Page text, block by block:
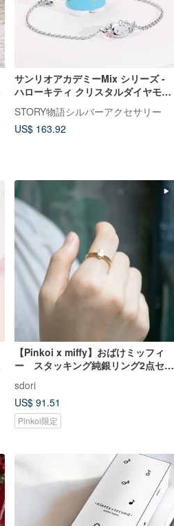
サンリオアカデミーMix シリーズ -
ハローキティ クリスタルダイヤモン
ド スターリングシルバーブレスレッ
ト
STORY物語シルバーアクセサリー
US$ 163.92
【Pinkoi x miffy】おばけミッフィ
ー スタッキング純銀リング2点セッ
ト
sdori
US$ 91.51
Pinkoi限定